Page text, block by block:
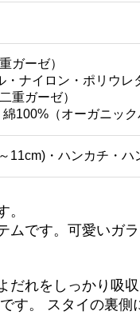
ガーゼ）
・ナイロン・ポリウレ
重ガーゼ）
100%（オーガニッ
11cm)・ハンカチ・ハ
。
です。可愛いガ
だれをしっかり吸
す。 スタイの裏